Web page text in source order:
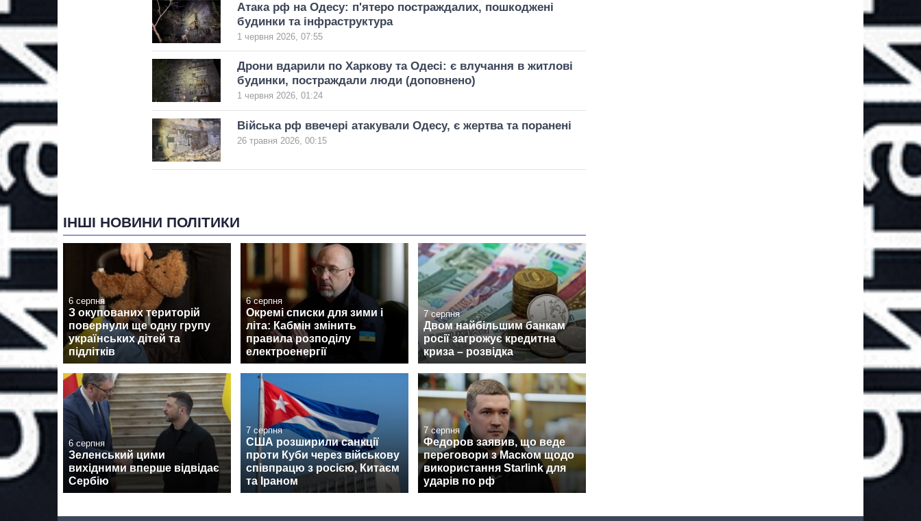
Атака рф на Одесу: п'ятеро постраждалих, пошкоджені
будинки та інфраструктура
1 червня 2026, 07:55
Дрони вдарили по Харкову та Одесі: є влучання в житлові
будинки, постраждали люди (доповнено)
1 червня 2026, 01:24
Війська рф ввечері атакували Одесу, є жертва та поранені
26 травня 2026, 00:15
ІНШІ НОВИНИ ПОЛІТИКИ
6 серпня
З окупованих територій
повернули ще одну групу
українських дітей та
підлітків
6 серпня
Окремі списки для зими і
літа: Кабмін змінить
правила розподілу
електроенергії
7 серпня
Двом найбільшим банкам
росії загрожує кредитна
криза – розвідка
6 серпня
Зеленський цими
вихідними вперше відвідає
Сербію
7 серпня
США розширили санкції
проти Куби через військову
співпрацю з росією, Китаєм
та Іраном
7 серпня
Федоров заявив, що веде
переговори з Маском щодо
використання Starlink для
ударів по рф